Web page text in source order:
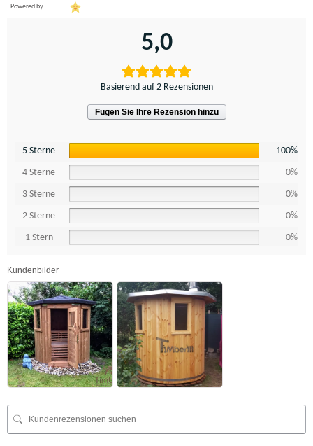
Powered by
5,0
Basierend auf 2 Rezensionen
Fügen Sie Ihre Rezension hinzu
5 Sterne 100%
4 Sterne 0%
3 Sterne 0%
2 Sterne 0%
1 Stern 0%
Kundenbilder